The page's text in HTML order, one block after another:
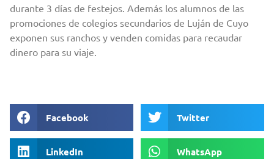
durante 3 días de festejos. Además los alumnos de las
promociones de colegios secundarios de Luján de Cuyo
exponen sus ranchos y venden comidas para recaudar
dinero para su viaje.
Facebook Twitter
LinkedIn WhatsApp